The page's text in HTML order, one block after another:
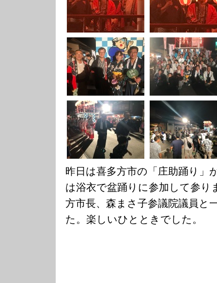
昨日は喜多方市の「庄助踊り」
は浴衣で盆踊りに参加して参り
方市長、森まさ子参議院議員と
た。楽しいひとときでした。